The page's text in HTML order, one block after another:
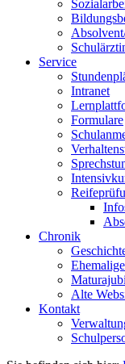
Service
Intranet
Formulare
Chronik
Alte
Kontakt